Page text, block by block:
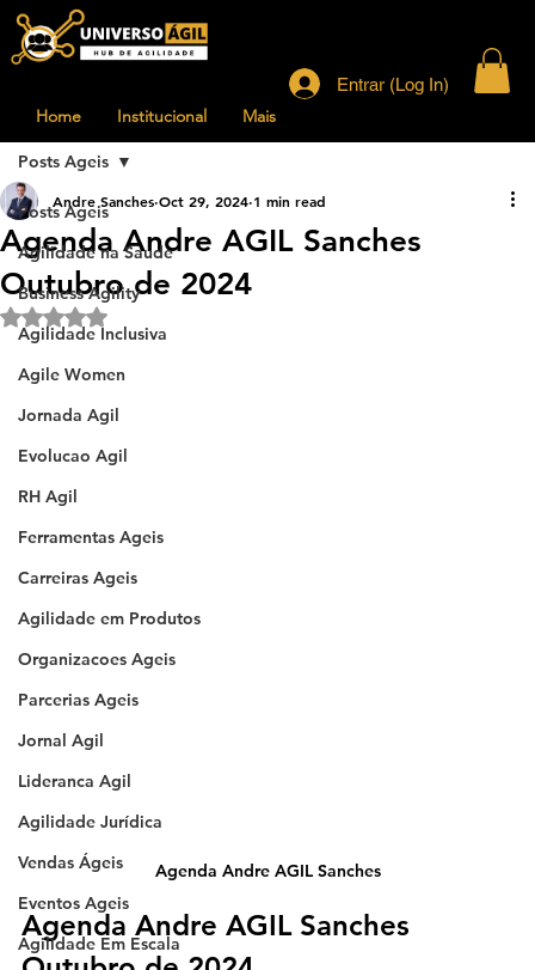
Home Institucional Mais
Entrar (Log In)
Posts Ageis
Agilidade na Saude
Business Agility
Agilidade Inclusiva
Agile Women
Jornada Agil
Evolucao Agil
RH Agil
Ferramentas Ageis
Carreiras Ageis
Agilidade em Produtos
Organizacoes Ageis
Parcerias Ageis
Jornal Agil
Lideranca Agil
Agilidade Jurídica
Vendas Ágeis
Eventos Ageis
Agilidade Em Escala
Posts Ageis
Agenda Andre AGIL Sanches
Outubro de 2024
Andre Sanches Oct 29, 2024 1 min read
Rated NaN out of 5 stars.
Agenda Andre AGIL Sanches
Agenda Andre AGIL Sanches